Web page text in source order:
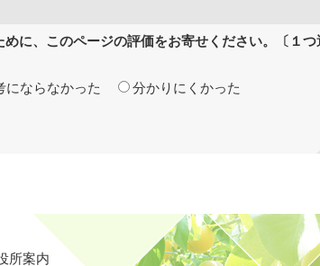
に、このページの評価をお寄せください。〔１つ
にならなかった 分かりにくかった
所案内